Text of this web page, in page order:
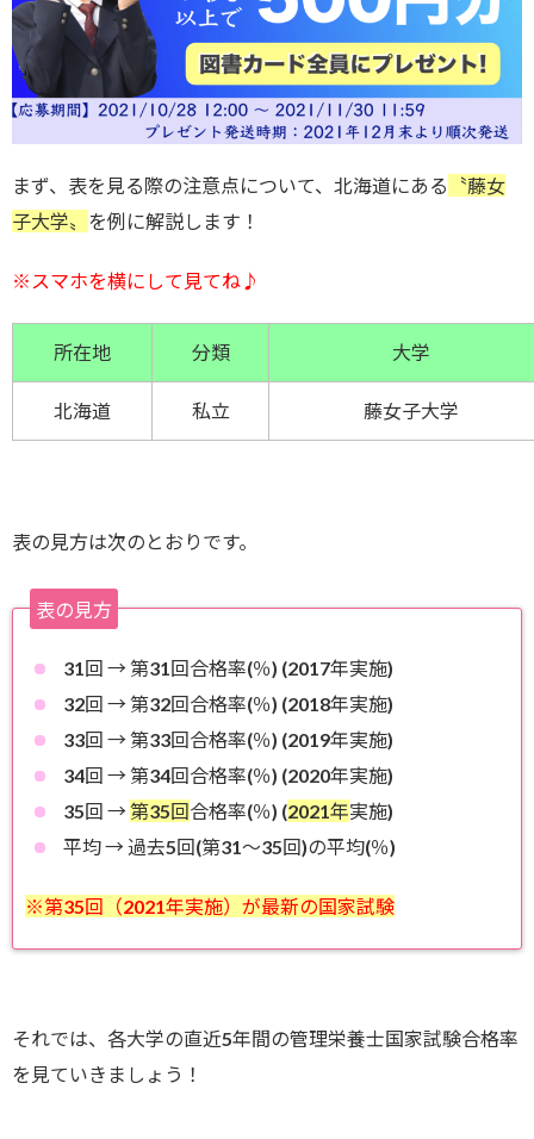
まず、表を見る際の注意点について、北海道にある
〝藤女
子大学〟 を例に解説します！
※スマホを横にして見てね♪
所在地 分類 大学
北海道 私立 藤女子大学
表の見方は次のとおりです。
表の見方
31回 → 第31回合格率(％) (2017年実施)
32回 → 第32回合格率(％) (2018年実施)
33回 → 第33回合格率(％) (2019年実施)
34回 → 第34回合格率(％) (2020年実施)
35回 →第35回合格率(％) (2021年実施)
平均 → 過去5回(第31〜35回)の平均(％)
※第35回（2021年実施）が最新の国家試験
それでは、各大学の直近5年間の管理栄養士国家試験合格率
を見ていきましょう！